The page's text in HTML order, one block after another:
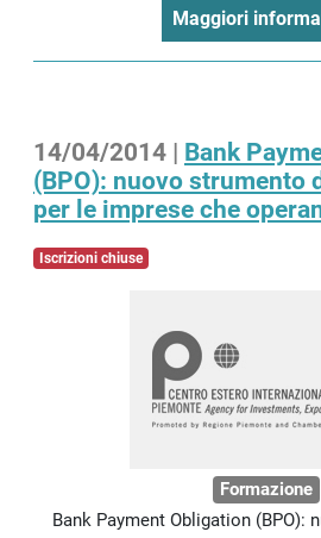
Maggiori
14/04/2014 | Bank
(BPO): nuovo strumento
per le imprese che
Iscrizioni chiuse
Formazione
Bank Payment Obligation (BPO):